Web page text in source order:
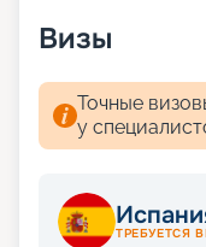
Визы
Точные
у
ТРЕБУЕТСЯ